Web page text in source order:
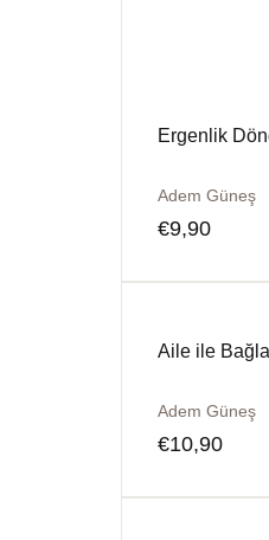
Ergenlik
Adem Güneş
€9,90
Aile ile
Adem Güneş
€10,90